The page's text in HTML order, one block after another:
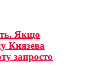
Якщо
Князева
запросто